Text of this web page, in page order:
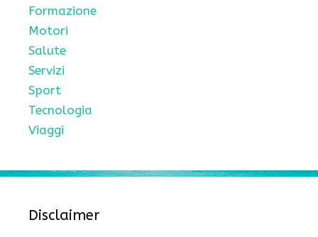
Formazione
Motori
Salute
Servizi
Sport
Tecnologia
Viaggi
Disclaimer